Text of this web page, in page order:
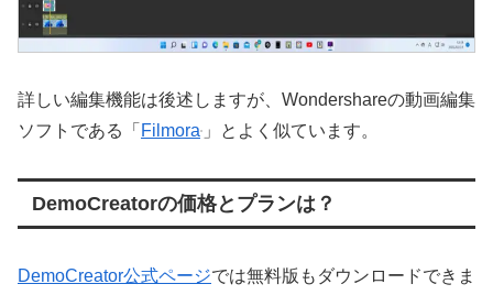
詳しい編集機能は後述しますが、Wondershareの動画編集
ソフトである「 Filmora 」とよく似ています。
DemoCreatorの価格とプランは？
DemoCreator公式ページでは無料版もダウンロードできま